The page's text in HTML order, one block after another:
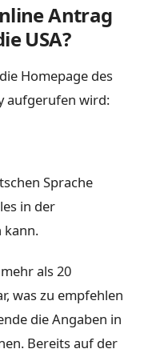
Antrag
USA?
Homepage des
aufgerufen wird:
Sprache
in der
kann.
als 20
was zu empfehlen
die Angaben in
Bereits auf der